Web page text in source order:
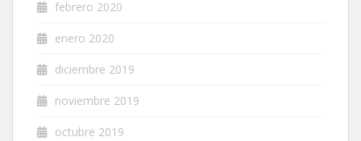
febrero 2020
enero 2020
diciembre 2019
noviembre 2019
octubre 2019